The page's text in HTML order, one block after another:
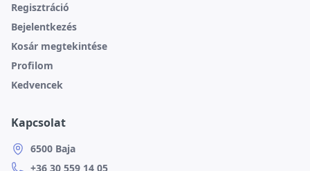
Regisztráció
Bejelentkezés
Kosár megtekintése
Profilom
Kedvencek
Kapcsolat
6500 Baja
+36 30 559 14 05